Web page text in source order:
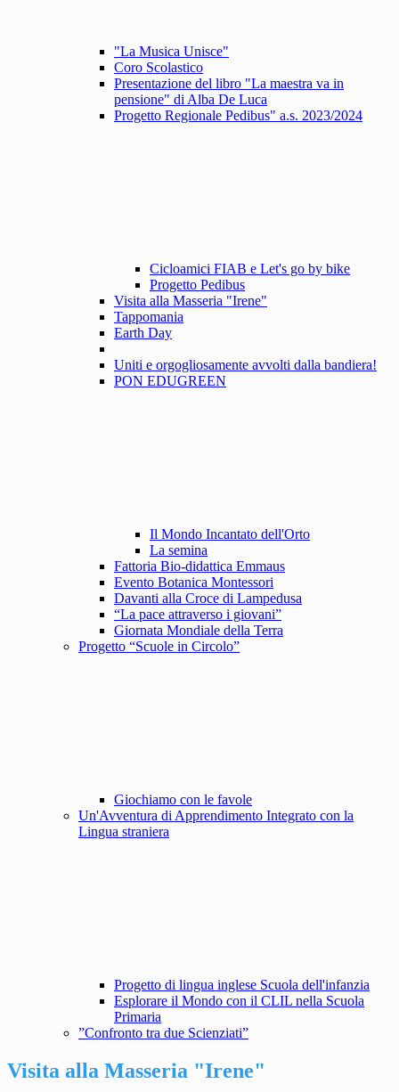
"La Musica Unisce"
Coro Scolastico
Presentazione del libro "La maestra va in
pensione" di Alba De Luca
Progetto Regionale Pedibus" a.s. 2023/2024
Cicloamici FIAB e Let's go by bike
Progetto Pedibus
Visita alla Masseria "Irene"
Tappomania
Earth Day
Uniti e orgogliosamente avvolti dalla bandiera!
PON EDUGREEN
Il Mondo Incantato dell'Orto
La semina
Fattoria Bio-didattica Emmaus
Evento Botanica Montessori
Davanti alla Croce di Lampedusa
“La pace attraverso i giovani”
Giornata Mondiale della Terra
Progetto “Scuole in Circolo”
Giochiamo con le favole
Un'Avventura di Apprendimento Integrato con la
Lingua straniera
Progetto di lingua inglese Scuola dell'infanzia
Esplorare il Mondo con il CLIL nella Scuola
Primaria
”Confronto tra due Scienziati”
Visita alla Masseria "Irene"